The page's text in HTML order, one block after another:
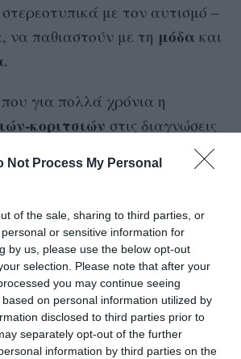
Not Process My Personal
of the sale, sharing to third parties, or
or sensitive information for
by us, please use the below opt-out
selection. Please note that after your
you may continue seeing
on personal information utilized by
disclosed to third parties prior to
separately opt-out of the further
information by third parties on the
με τον αυτισμό –
να παθιαστούν με τη μόδα και
.
για πολλά χρόνια η
κοριτσιών στις διαγνώσεις
δεδομένα δείχνουν ότι
αυτιστικές
αντίληψη για τον
να αναθεωρείται:
στερεότυπο, από τους
η Θεωρία του Νου(η
τιςσκέψειςκαι τα